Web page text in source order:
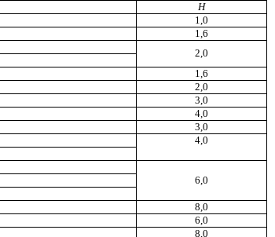
H
1,0
1,6
2,0
1,6
2,0
3,0
4,0
3,0
4,0
6,0
8,0
6,0
8,0